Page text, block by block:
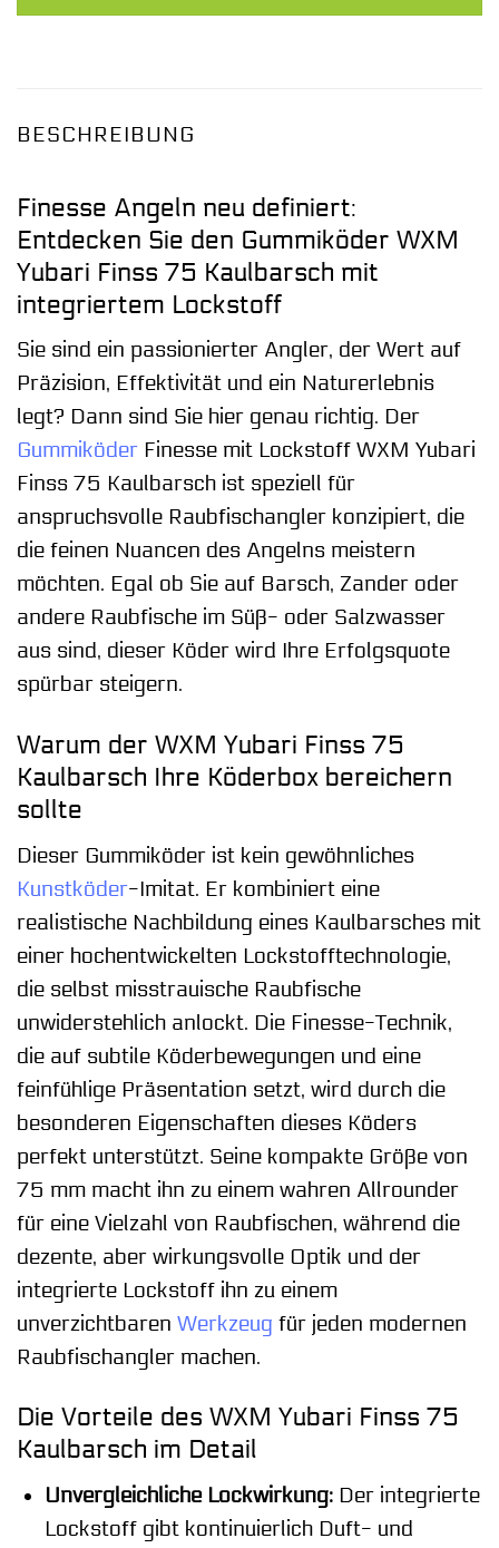
BESCHREIBUNG
Finesse Angeln neu definiert:
Entdecken Sie den Gummiköder WXM
Yubari Finss 75 Kaulbarsch mit
integriertem Lockstoff
Sie sind ein passionierter Angler, der Wert auf
Präzision, Effektivität und ein Naturerlebnis
legt? Dann sind Sie hier genau richtig. Der
Gummiköder Finesse mit Lockstoff WXM Yubari
Finss 75 Kaulbarsch ist speziell für
anspruchsvolle Raubfischangler konzipiert, die
die feinen Nuancen des Angelns meistern
möchten. Egal ob Sie auf Barsch, Zander oder
andere Raubfische im Süß- oder Salzwasser
aus sind, dieser Köder wird Ihre Erfolgsquote
spürbar steigern.
Warum der WXM Yubari Finss 75
Kaulbarsch Ihre Köderbox bereichern
sollte
Dieser Gummiköder ist kein gewöhnliches
Kunstköder-Imitat. Er kombiniert eine
realistische Nachbildung eines Kaulbarsches mit
einer hochentwickelten Lockstofftechnologie,
die selbst misstrauische Raubfische
unwiderstehlich anlockt. Die Finesse-Technik,
die auf subtile Köderbewegungen und eine
feinfühlige Präsentation setzt, wird durch die
besonderen Eigenschaften dieses Köders
perfekt unterstützt. Seine kompakte Größe von
75 mm macht ihn zu einem wahren Allrounder
für eine Vielzahl von Raubfischen, während die
dezente, aber wirkungsvolle Optik und der
integrierte Lockstoff ihn zu einem
unverzichtbaren Werkzeug für jeden modernen
Raubfischangler machen.
Die Vorteile des WXM Yubari Finss 75
Kaulbarsch im Detail
Unvergleichliche Lockwirkung:Der integrierte
Lockstoff gibt kontinuierlich Duft- und